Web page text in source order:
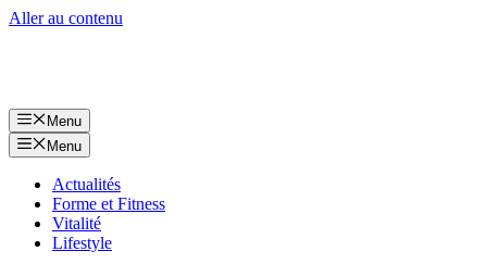
Aller au contenu
Menu
Menu
Actualités
Forme et Fitness
Vitalité
Lifestyle